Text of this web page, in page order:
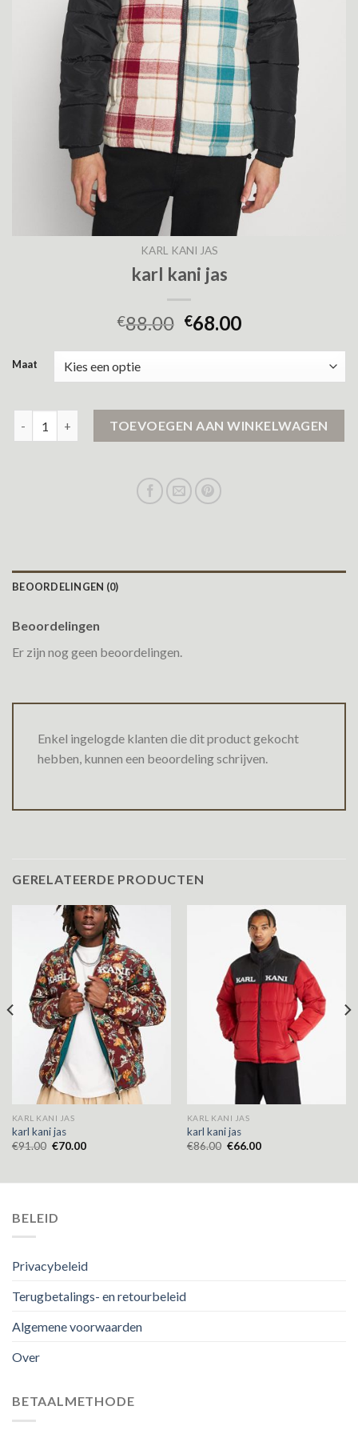
KARL KANI JAS
karl kani jas
€88.00 €68.00
Maat
TOEVOEGEN AAN WINKELWAGEN
BEOORDELINGEN (0)
Beoordelingen
Er zijn nog geen beoordelingen.
Enkel ingelogde klanten die dit product gekocht
hebben, kunnen een beoordeling schrijven.
GERELATEERDE PRODUCTEN
KARL KANI JAS
karl kani jas
€91.00 €70.00
KARL KANI JAS
karl kani jas
€86.00 €66.00
BELEID
Privacybeleid
Terugbetalings- en retourbeleid
Algemene voorwaarden
Over
BETAALMETHODE